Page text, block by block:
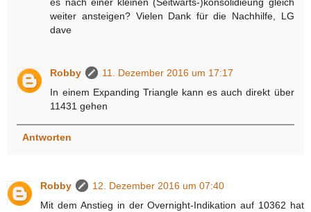
es nach einer kleinen (Seitwärts-)konsolidieung gleich
weiter ansteigen? Vielen Dank für die Nachhilfe, LG
dave
Robby
11. Dezember 2016 um 17:17
In einem Expanding Triangle kann es auch direkt über
11431 gehen
Antworten
Robby
12. Dezember 2016 um 07:40
Mit dem Anstieg in der Overnight-Indikation auf 10362 hat